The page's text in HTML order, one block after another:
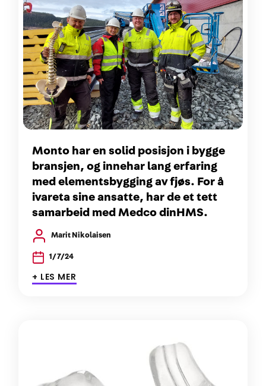
Monto har en solid posisjon i bygge
bransjen, og innehar lang erfaring
med elementsbygging av fjøs. For å
ivareta sine ansatte, har de et tett
samarbeid med Medco dinHMS.
Marit Nikolaisen
1/7/24
+ LES MER